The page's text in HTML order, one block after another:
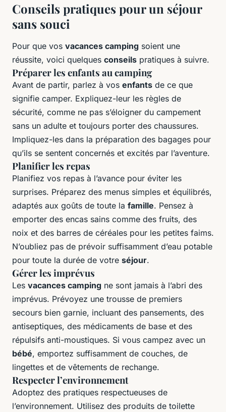
Conseils pratiques pour un séjour
sans souci
Pour que vos vacances camping soient une
réussite, voici quelques conseils pratiques à suivre.
Préparer les enfants au camping
Avant de partir, parlez à vos enfants de ce que
signifie camper. Expliquez-leur les règles de
sécurité, comme ne pas s’éloigner du campement
sans un adulte et toujours porter des chaussures.
Impliquez-les dans la préparation des bagages pour
qu’ils se sentent concernés et excités par l’aventure.
Planifier les repas
Planifiez vos repas à l’avance pour éviter les
surprises. Préparez des menus simples et équilibrés,
adaptés aux goûts de toute la famille. Pensez à
emporter des encas sains comme des fruits, des
noix et des barres de céréales pour les petites faims.
N’oubliez pas de prévoir suffisamment d’eau potable
pour toute la durée de votre séjour.
Gérer les imprévus
Les vacances camping ne sont jamais à l’abri des
imprévus. Prévoyez une trousse de premiers
secours bien garnie, incluant des pansements, des
antiseptiques, des médicaments de base et des
répulsifs anti-moustiques. Si vous campez avec un
bébé, emportez suffisamment de couches, de
lingettes et de vêtements de rechange.
Respecter l’environnement
Adoptez des pratiques respectueuses de
l’environnement. Utilisez des produits de toilette